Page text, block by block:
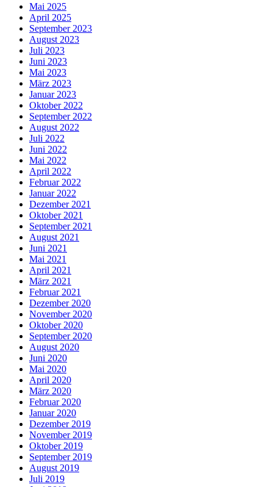
Mai 2025
April 2025
September 2023
August 2023
Juli 2023
Juni 2023
Mai 2023
März 2023
Januar 2023
Oktober 2022
September 2022
August 2022
Juli 2022
Juni 2022
Mai 2022
April 2022
Februar 2022
Januar 2022
Dezember 2021
Oktober 2021
September 2021
August 2021
Juni 2021
Mai 2021
April 2021
März 2021
Februar 2021
Dezember 2020
November 2020
Oktober 2020
September 2020
August 2020
Juni 2020
Mai 2020
April 2020
März 2020
Februar 2020
Januar 2020
Dezember 2019
November 2019
Oktober 2019
September 2019
August 2019
Juli 2019